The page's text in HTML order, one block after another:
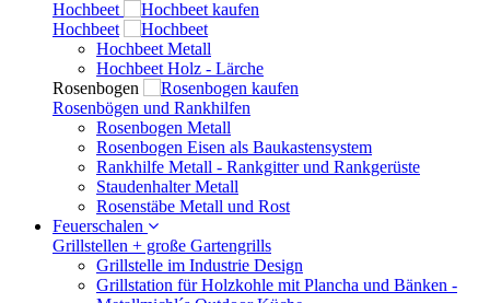
Hochbeet
Hochbeet
Hochbeet Metall
Hochbeet Holz - Lärche
Rosenbogen
Rosenbögen und Rankhilfen
Rosenbogen Metall
Rosenbogen Eisen als Baukastensystem
Rankhilfe Metall - Rankgitter und Rankgerüste
Staudenhalter Metall
Rosenstäbe Metall und Rost
Feuerschalen
Grillstellen + große Gartengrills
Grillstelle im Industrie Design
Grillstation für Holzkohle mit Plancha und Bänken -